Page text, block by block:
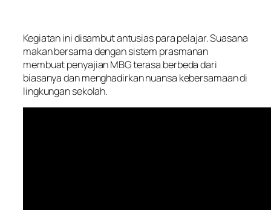
Kegiatan ini disambut antusias para pelajar. Suasana
makan bersama dengan sistem prasmanan
membuat penyajian MBG terasa berbeda dari
biasanya dan menghadirkan nuansa kebersamaan di
lingkungan sekolah.